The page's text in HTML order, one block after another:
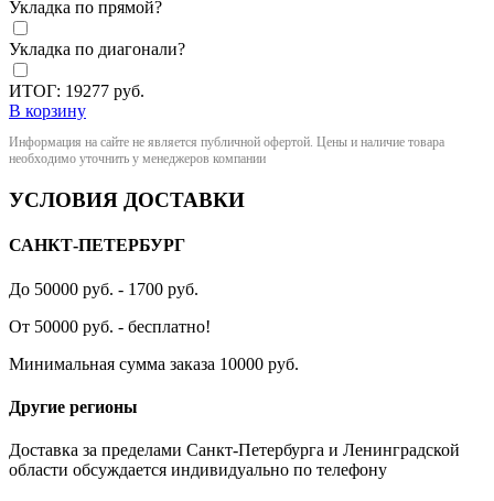
Укладка по прямой?
Укладка по диагонали?
ИТОГ: 19277 руб.
В корзину
Информация на сайте не является публичной офертой. Цены и наличие товара
необходимо уточнить у менеджеров компании
УСЛОВИЯ ДОСТАВКИ
САНКТ-ПЕТЕРБУРГ
До 50000 руб. - 1700 руб.
От 50000 руб. - бесплатно!
Минимальная сумма заказа 10000 руб.
Другие регионы
Доставка за пределами Санкт-Петербурга и Ленинградской
области обсуждается индивидуально по телефону